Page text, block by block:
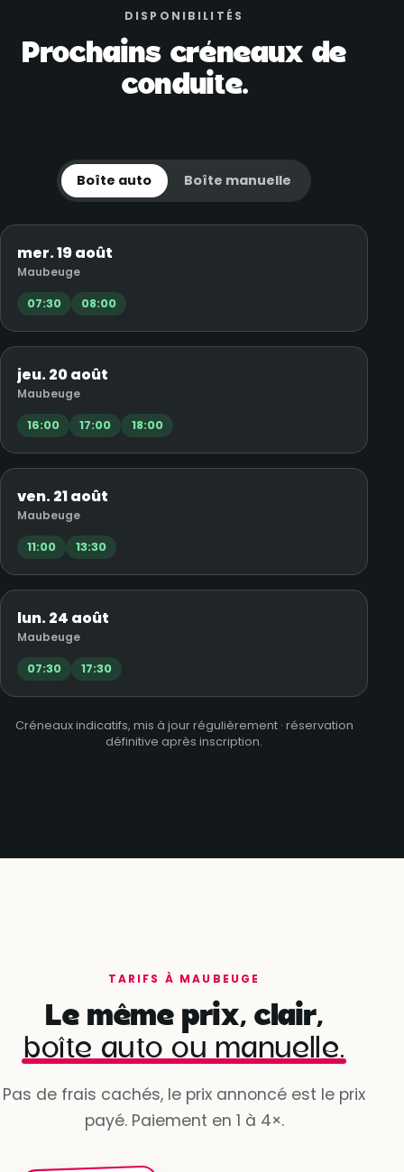
DISPONIBILITÉS
Prochains créneaux de
conduite.
Boîte auto Boîte manuelle
mer. 19 août
Maubeuge
07:30 08:00
jeu. 20 août
Maubeuge
16:00 17:00 18:00
ven. 21 août
Maubeuge
11:00 13:30
lun. 24 août
Maubeuge
07:30 17:30
Créneaux indicatifs, mis à jour régulièrement · réservation
définitive après inscription.
TARIFS À MAUBEUGE
Le même prix, clair,
boîte auto ou manuelle.
Pas de frais cachés, le prix annoncé est le prix
payé. Paiement en 1 à 4×.